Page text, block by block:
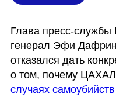
Глава пресс-
генерал Эфи
отказался дать
случаях